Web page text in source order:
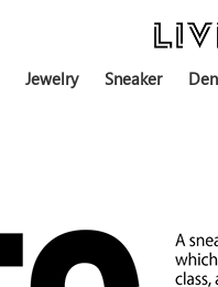
Jewelry Sneaker